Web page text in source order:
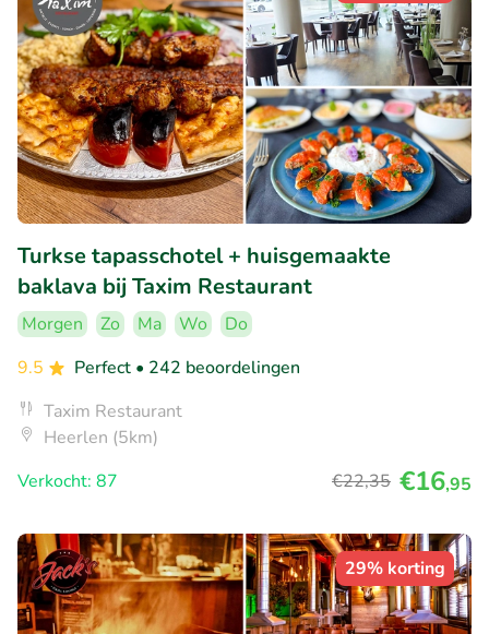
Turkse tapasschotel + huisgemaakte
baklava bij Taxim Restaurant
Morgen Zo Ma Wo
Do
9.5
Perfect • 242 beoordelingen
Taxim Restaurant
Heerlen (5km)
Verkocht: 87
€22,35 €16,95
29% korting